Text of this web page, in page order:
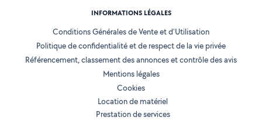
INFORMATIONS LÉGALES
Conditions Générales de Vente et d'Utilisation
Politique de confidentialité et de respect de la vie privée
Référencement, classement des annonces et contrôle des avis
Mentions légales
Cookies
Location de matériel
Prestation de services